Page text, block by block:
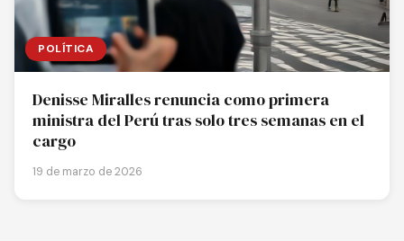
POLÍTICA
Denisse Miralles renuncia como primera
ministra del Perú tras solo tres semanas en el
cargo
19 de marzo de 2026